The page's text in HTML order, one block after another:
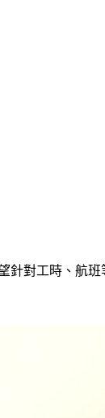
對工時、航